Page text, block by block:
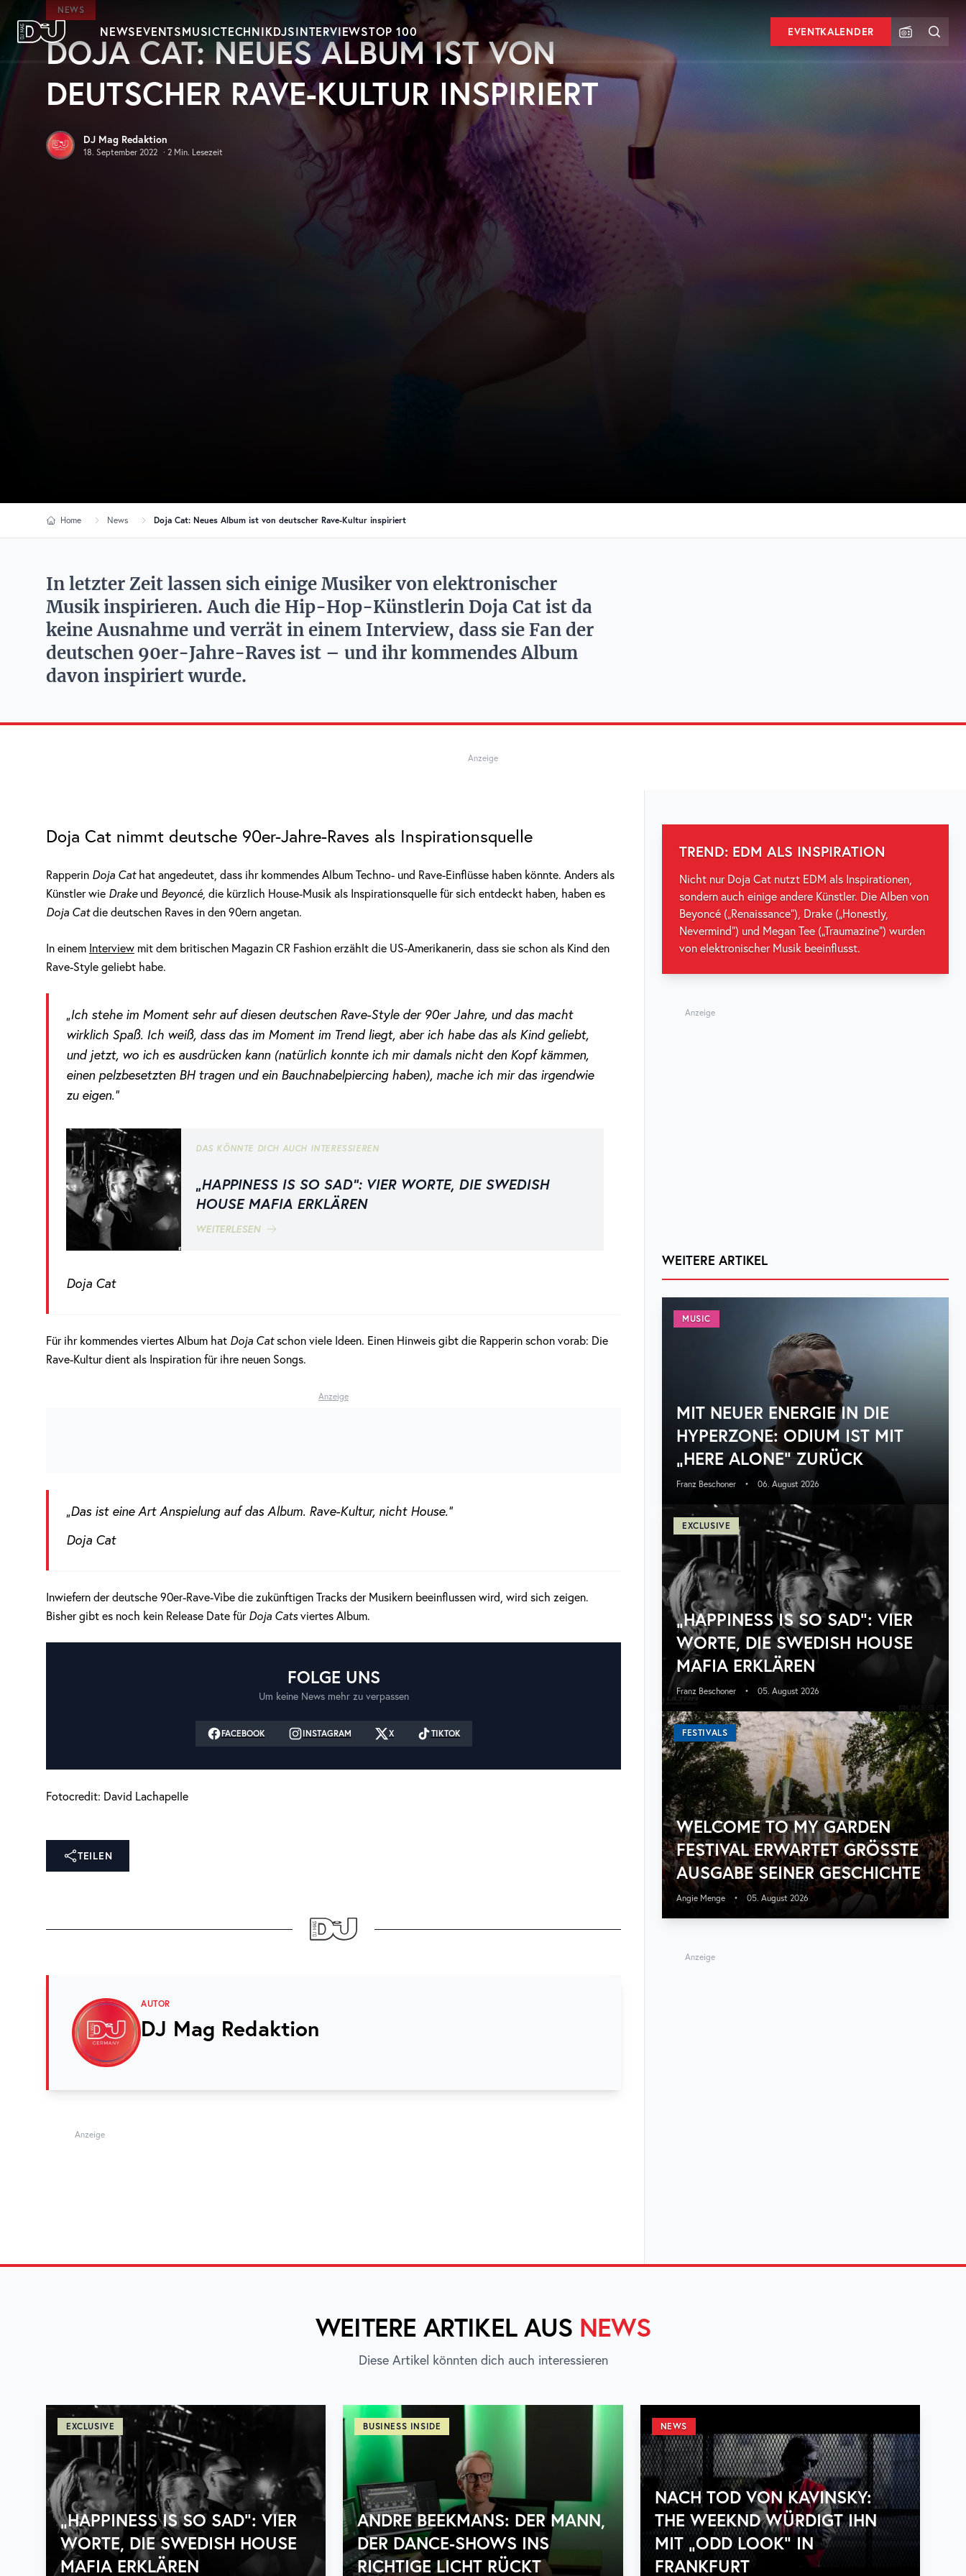
Zum Hauptinhalt springen
DJ Mag Germany
NEWSEVENTSMUSICTECHNIKDJSINTERVIEWSTOP 100 EVENTKALENDER
NEWS
DOJA CAT: NEUES ALBUM IST VON
DEUTSCHER RAVE-KULTUR INSPIRIERT
DJ Mag Redaktion
18. September 2022 · 2 Min. Lesezeit
Home News Doja Cat: Neues Album ist von deutscher Rave-Kultur inspiriert
In letzter Zeit lassen sich einige Musiker von elektronischer
Musik inspirieren. Auch die Hip-Hop-Künstlerin Doja Cat ist da
keine Ausnahme und verrät in einem Interview, dass sie Fan der
deutschen 90er-Jahre-Raves ist – und ihr kommendes Album
davon inspiriert wurde.
Anzeige
Doja Cat nimmt deutsche 90er-Jahre-Raves als Inspirationsquelle
Rapperin Doja Cat hat angedeutet, dass ihr kommendes Album Techno- und Rave-Einflüsse haben könnte. Anders als
Künstler wie Drakeund Beyoncé, die kürzlich House-Musik als Inspirationsquelle für sich entdeckt haben, haben es
Doja Catdie deutschen Raves in den 90ern angetan.
In einem Interview mit dem britischen Magazin CR Fashion erzählt die US-Amerikanerin, dass sie schon als Kind den
Rave-Style geliebt habe.
„Ich stehe im Moment sehr auf diesen deutschen Rave-Style der 90er Jahre, und das macht
wirklich Spaß. Ich weiß, dass das im Moment im Trend liegt, aber ich habe das als Kind geliebt,
und jetzt, wo ich es ausdrücken kann (natürlich konnte ich mir damals nicht den Kopf kämmen,
einen pelzbesetzten BH tragen und ein Bauchnabelpiercing haben), mache ich mir das irgendwie
zu eigen.“
DAS KÖNNTE DICH AUCH INTERESSIEREN
„HAPPINESS IS SO SAD“: VIER WORTE, DIE SWEDISH
HOUSE MAFIA ERKLÄREN
WEITERLESEN
Doja Cat
Für ihr kommendes viertes Album hat Doja Catschon viele Ideen. Einen Hinweis gibt die Rapperin schon vorab: Die
Rave-Kultur dient als Inspiration für ihre neuen Songs.
Anzeige
„Das ist eine Art Anspielung auf das Album. Rave-Kultur, nicht House.“
Doja Cat
Inwiefern der deutsche 90er-Rave-Vibe die zukünftigen Tracks der Musikern beeinflussen wird, wird sich zeigen.
Bisher gibt es noch kein Release Date für Doja Catsviertes Album.
FOLGE UNS
Um keine News mehr zu verpassen
FACEBOOK INSTAGRAM X TIKTOK
Fotocredit: David Lachapelle
TEILEN
AUTOR
DJ Mag Redaktion
Anzeige
TREND: EDM ALS INSPIRATION
Nicht nur Doja Cat nutzt EDM als Inspirationen,
sondern auch einige andere Künstler. Die Alben von
Beyoncé („Renaissance“), Drake („Honestly,
Nevermind“) und Megan Tee („Traumazine“) wurden
von elektronischer Musik beeinflusst.
Anzeige
WEITERE ARTIKEL
MUSIC
MIT NEUER ENERGIE IN DIE
HYPERZONE: ODIUM IST MIT
„HERE ALONE“ ZURÜCK
Franz Beschoner • 06. August 2026
EXCLUSIVE
„HAPPINESS IS SO SAD“: VIER
WORTE, DIE SWEDISH HOUSE
MAFIA ERKLÄREN
Franz Beschoner • 05. August 2026
FESTIVALS
WELCOME TO MY GARDEN
FESTIVAL ERWARTET GRÖSSTE A
USGABE SEINER GESCHICHTE
Angie Menge • 05. August 2026
Anzeige
WEITERE ARTIKEL AUS NEWS
Diese Artikel könnten dich auch interessieren
EXCLUSIVE
„HAPPINESS IS SO SAD“: VIER
WORTE, DIE SWEDISH HOUSE
MAFIA ERKLÄREN
BUSINESS INSIDE
ANDRE BEEKMANS: DER MANN,
DER DANCE-SHOWS INS
RICHTIGE LICHT RÜCKT
NEWS
NACH TOD VON KAVINSKY:
THE WEEKND WÜRDIGT IHN
MIT „ODD LOOK“ IN
FRANKFURT